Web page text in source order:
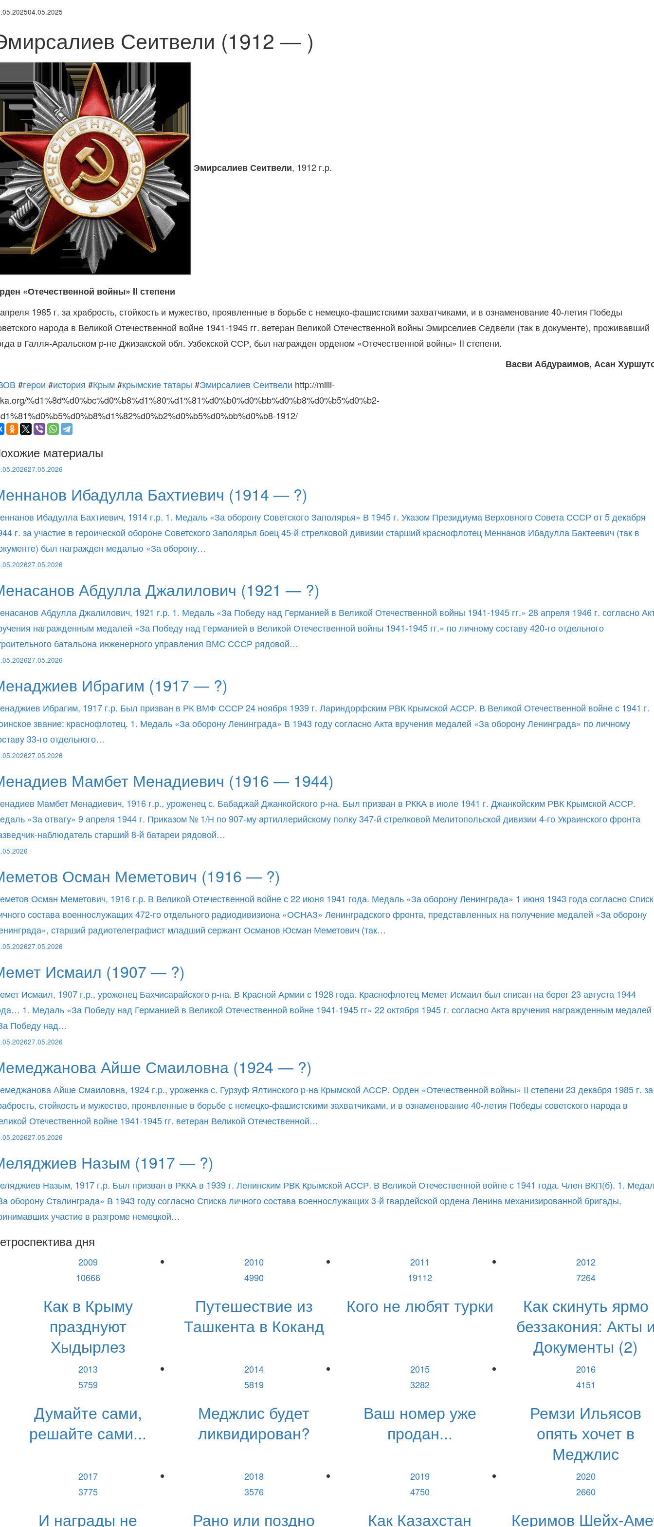
04.05.2025
Сеитвели (1912 — )
Эмирсалиев Сеитвели, 1912 г.р.
«Отечественной войны» II степени
1985 г. за храбрость, стойкость и мужество, проявленные в борьбе с немецко-фашистскими захватчиками, и в ознаменование 40-летия Победы
народа в Великой Отечественной войне 1941-1945 гг. ветеран Великой Отечественной войны Эмирселиев Седвели (так в документе), проживавший
в Галля-Аральском р-не Джизакской обл. Узбекской ССР, был награжден орденом «Отечественной войны» II степени.
Васви Абдураимов, Асан
#герои #история #Крым#крымские татары #Эмирсалиев Сеитвели http://milli-
%d1%8d%d0%bc%d0%b8%d1%80%d1%81%d0%b0%d0%bb%d0%b8%d0%b5%d0%b2-
1912/
материалы
27.05.2026
Ибадулла Бахтиевич (1914 — ?)
Ибадулла Бахтиевич, 1914 г.р. 1. Медаль «За оборону Советского Заполярья» В 1945 г. Указом Президиума Верховного Совета СССР от 5 декабря
г. за участие в героической обороне Советского Заполярья боец 45-й стрелковой дивизии старший краснофлотец Меннанов Ибадулла Бактеевич (так в
был награжден медалью «За оборону…
27.05.2026
Абдулла Джалилович (1921 — ?)
Абдулла Джалилович, 1921 г.р. 1. Медаль «За Победу над Германией в Великой Отечественной войны 1941-1945 гг.» 28 апреля 1946 г. согласно
награжденным медалей «За Победу над Германией в Великой Отечественной войны 1941-1945 гг.» по личному составу 420-го отдельного
батальона инженерного управления ВМС СССР рядовой…
27.05.2026
Ибрагим (1917 — ?)
Ибрагим, 1917 г.р. Был призван в РК ВМФ СССР 24 ноября 1939 г. Лариндорфским РВК Крымской АССР. В Великой Отечественной войне с 1941 г.
звание: краснофлотец. 1. Медаль «За оборону Ленинграда» В 1943 году согласно Акта вручения медалей «За оборону Ленинграда» по личному
33-го отдельного…
27.05.2026
Мамбет Менадиевич (1916 — 1944)
Мамбет Менадиевич, 1916 г.р., уроженец с. Бабаджай Джанкойского р-на. Был призван в РККА в июле 1941 г. Джанкойским РВК Крымской АССР.
«За отвагу» 9 апреля 1944 г. Приказом № 1/Н по 907-му артиллерийскому полку 347-й стрелковой Мелитопольской дивизии 4-го Украинского фронта
наблюдатель старший 8-й батареи рядовой…
Осман Меметович (1916 — ?)
Осман Меметович, 1916 г.р. В Великой Отечественной войне с 22 июня 1941 года. Медаль «За оборону Ленинграда» 1 июня 1943 года согласно
состава военнослужащих 472-го отдельного радиодивизиона «ОСНАЗ» Ленинградского фронта, представленных на получение медалей «За оборону
старший радиотелеграфист младший сержант Османов Юсман Меметович (так…
27.05.2026
Исмаил (1907 — ?)
Исмаил, 1907 г.р., уроженец Бахчисарайского р-на. В Красной Армии с 1928 года. Краснофлотец Мемет Исмаил был списан на берег 23 августа 1944
1. Медаль «За Победу над Германией в Великой Отечественной войне 1941-1945 гг» 22 октября 1945 г. согласно Акта вручения награжденным медалей
Победу над…
27.05.2026
Айше Смаиловна (1924 — ?)
Айше Смаиловна, 1924 г.р., уроженка с. Гурзуф Ялтинского р-на Крымской АССР. Орден «Отечественной войны» II степени 23 декабря 1985 г. за
стойкость и мужество, проявленные в борьбе с немецко-фашистскими захватчиками, и в ознаменование 40-летия Победы советского народа в
Отечественной войне 1941-1945 гг. ветеран Великой Отечественной…
27.05.2026
Назым (1917 — ?)
Назым, 1917 г.р. Был призван в РККА в 1939 г. Ленинским РВК Крымской АССР. В Великой Отечественной войне с 1941 года. Член ВКП(б). 1.
оборону Сталинграда» В 1943 году согласно Списка личного состава военнослужащих 3-й гвардейской ордена Ленина механизированной бригады,
участие в разгроме немецкой…
дня
2009
10666
Как в Крыму
празднуют
Хыдырлез
2010
4990
Путешествие из
Ташкента в Коканд
2011
19112
Кого не любят турки
2012
7264
Как скинуть ярмо
беззакония: Акты
Документы (2)
2013
5759
Думайте сами,
решайте сами...
2014
5819
Меджлис будет
ликвидирован?
2015
3282
Ваш номер уже
продан...
2016
4151
Ремзи Ильясов
опять хочет в
Меджлис
2017
3775
И награды не
2018
3576
Рано или поздно
2019
4750
Как Казахстан
2020
2660
Керимов Шейх-